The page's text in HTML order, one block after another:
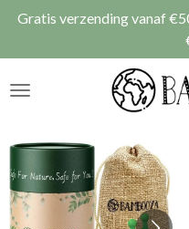
Ga
naar
de
Gratis verzending vanaf